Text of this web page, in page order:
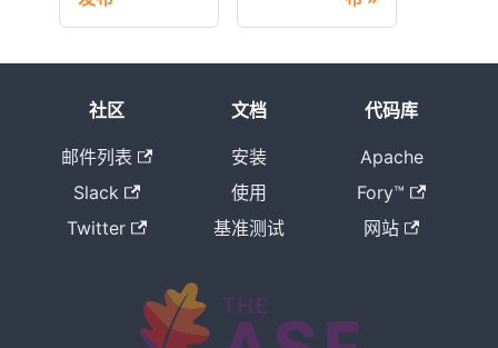
社区
邮件列表
Slack
Twitter
文档
安装
使用
基准测试
代码库
Apache
Fory™
网站